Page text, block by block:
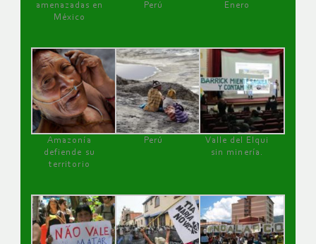
amenazadas en
México
Perú
Enero
Amazonía
defiende su
territorio
Perú
Valle del Elqui
sin minería.